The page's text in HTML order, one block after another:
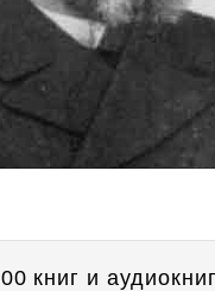
книг и